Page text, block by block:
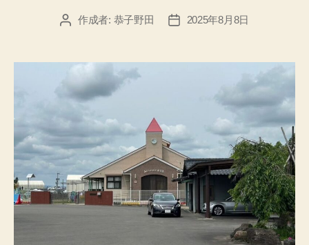
投 作成者: 恭子野田
投
2025年8月8日